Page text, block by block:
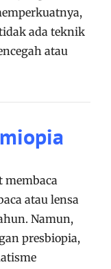
ada teknik
atau
membaca
atau lensa
Namun,
presbiopia,